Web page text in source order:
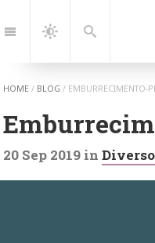
to:
Navigation
Dark
Search
HOME / BLOG / EMBURRECIMENTO-
20 Sep 2019 in